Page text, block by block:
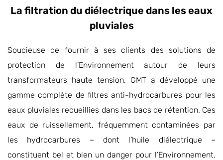
La filtration du diélectrique dans les eaux
pluviales
Soucieuse de fournir à ses clients des solutions de
protection de l’Environnement autour de leurs
transformateurs haute tension, GMT a développé une
gamme complète de filtres anti-hydrocarbures pour les
eaux pluviales recueillies dans les bacs de rétention. Ces
eaux de ruissellement, fréquemment contaminées par
les hydrocarbures – dont l’huile diélectrique –
constituent bel et bien un danger pour l’Environnement.